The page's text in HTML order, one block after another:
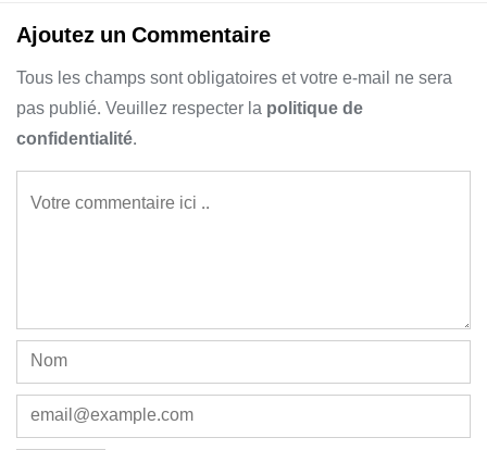
Ajoutez un Commentaire
Tous les champs sont obligatoires et votre e-mail ne sera
pas publié. Veuillez respecter lapolitique de
confidentialité.